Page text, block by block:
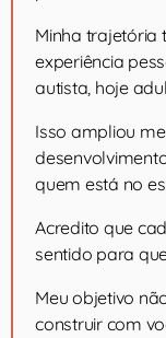
Minha
experiência
autista, hoje
Isso ampliou
quem está no
Acredito que
sentido para
Meu objetivo
construir com